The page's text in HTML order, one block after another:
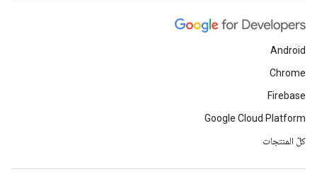
Android
Chrome
Firebase
Google Cloud Platform
كلّ المنتجات